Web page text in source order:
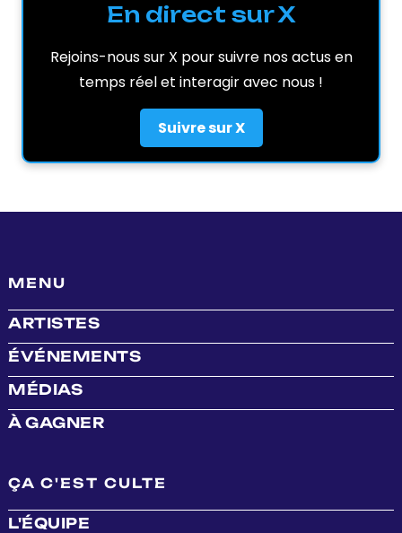
En direct sur X
Rejoins-nous sur X pour suivre nos actus en
temps réel et interagir avec nous !
Suivre sur X
MENU
ARTISTES
ÉVÉNEMENTS
MÉDIAS
À GAGNER
ÇA C'EST CULTE
L'ÉQUIPE